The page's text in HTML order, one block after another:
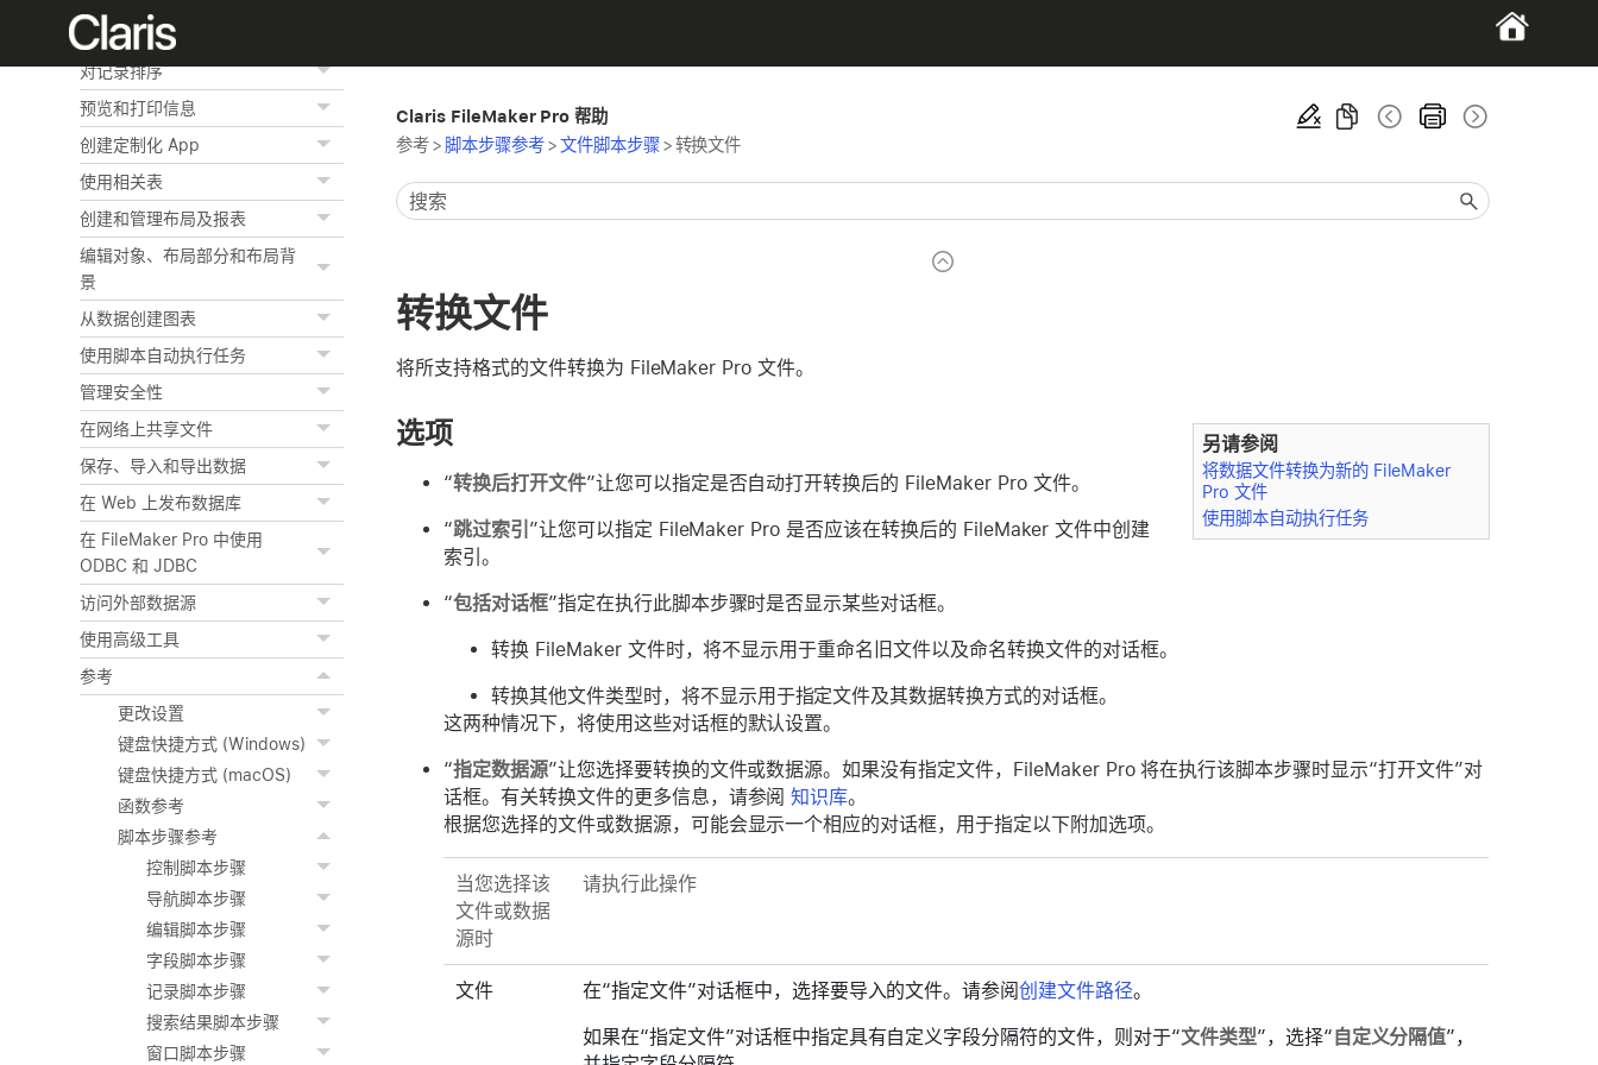
查找记录
对记录排序
预览和打印信息
创建定制化 App
使用相关表
创建和管理布局及报表
编辑对象、布局部分和布局背
景
从数据创建图表
使用脚本自动执行任务
管理安全性
在网络上共享文件
保存、导入和导出数据
在 Web 上发布数据库
在 FileMaker Pro 中使用
ODBC 和 JDBC
访问外部数据源
使用高级工具
参考
更改设置
键盘快捷方式 (Windows)
键盘快捷方式 (macOS)
函数参考
脚本步骤参考
控制脚本步骤
导航脚本步骤
编辑脚本步骤
字段脚本步骤
记录脚本步骤
搜索结果脚本步骤
窗口脚本步骤
Claris FileMaker Pro 帮助
参考> 脚本步骤参考>文件脚本步骤 >转换文件
转换文件
将所支持格式的文件转换为 FileMaker Pro 文件。
另请参阅
将数据文件转换为新的 FileMaker
Pro 文件
使用脚本自动执行任务
选项
“转换后打开文件”让您可以指定是否自动打开转换后的 FileMaker Pro 文件。
“跳过索引 ”让您可以指定 FileMaker Pro 是否应该在转换后的 FileMaker 文件中创建
索引。
“包括对话框”指定在执行此脚本步骤时是否显示某些对话框。
转换 FileMaker 文件时，将不显示用于重命名旧文件以及命名转换文件的对话框。
转换其他文件类型时，将不显示用于指定文件及其数据转换方式的对话框。
这两种情况下，将使用这些对话框的默认设置。
“指定数据源”让您选择要转换的文件或数据源。如果没有指定文件，FileMaker Pro 将在执行该脚本步骤时显示“打开文件”对
话框。有关转换文件的更多信息，请参阅知识库。
根据您选择的文件或数据源，可能会显示一个相应的对话框，用于指定以下附加选项。
当您选择该
文件或数据
源时
请执行此操作
文件 在“指定文件”对话框中，选择要导入的文件。请参阅创建文件路径。
如果在“指定文件”对话框中指定具有自定义字段分隔符的文件，则对于“文件类型”，选择“自定义分隔值”，